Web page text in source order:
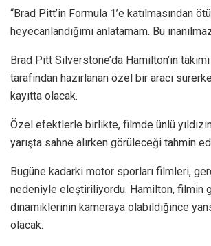
“Brad Pitt’in Formula 1’e katılmasından
heyecanlandığımı anlatamam. Bu
Brad Pitt Silverstone’da Hamilton’ın
tarafından hazırlanan özel bir aracı
kayıtta olacak.
Özel efektlerle birlikte, filmde ünlü
yarışta sahne alırken görüleceği tahmin
Bugüne kadarki motor sporları filmleri,
nedeniyle eleştiriliyordu. Hamilton, filmin
dinamiklerinin kameraya olabildiğince
olacak.